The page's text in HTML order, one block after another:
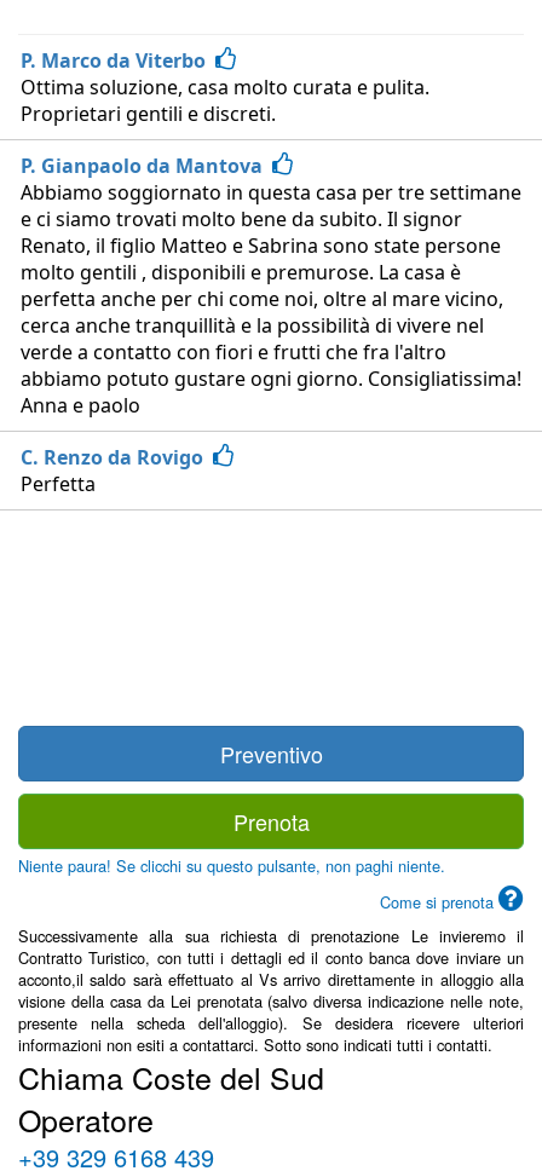
P. Marco da Viterbo
Ottima soluzione, casa molto curata e pulita.
Proprietari gentili e discreti.
P. Gianpaolo da Mantova
Abbiamo soggiornato in questa casa per tre settimane
e ci siamo trovati molto bene da subito. Il signor
Renato, il figlio Matteo e Sabrina sono state persone
molto gentili , disponibili e premurose. La casa è
perfetta anche per chi come noi, oltre al mare vicino,
cerca anche tranquillità e la possibilità di vivere nel
verde a contatto con fiori e frutti che fra l'altro
abbiamo potuto gustare ogni giorno. Consigliatissima!
Anna e paolo
C. Renzo da Rovigo
Perfetta
Preventivo
Prenota
Niente paura! Se clicchi su questo pulsante, non paghi niente.
Come si prenota
Successivamente alla sua richiesta di prenotazione Le invieremo il
Contratto Turistico, con tutti i dettagli ed il conto banca dove inviare un
acconto,il saldo sarà effettuato al Vs arrivo direttamente in alloggio alla
visione della casa da Lei prenotata (salvo diversa indicazione nelle note,
presente nella scheda dell'alloggio). Se desidera ricevere ulteriori
informazioni non esiti a contattarci. Sotto sono indicati tutti i contatti.
Chiama Coste del Sud
Operatore
+39 329 6168 439